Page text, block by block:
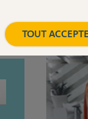
TOUT